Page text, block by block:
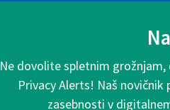
Ne dovolite spletnim
Privacy Alerts! Naš
zasebnosti v